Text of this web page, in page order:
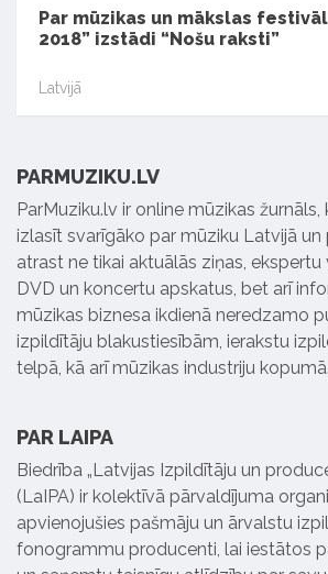
Par mūzikas un mākslas
2018” izstādi “Nošu raksti”
Latvijā
PARMUZIKU.LV
ParMuziku.lv ir online mūzikas žurnāls,
izlasīt svarīgāko par mūziku Latvijā un
atrast ne tikai aktuālās ziņas,
DVD un koncertu apskatus, bet arī
mūzikas biznesa ikdienā neredzamo
izpildītāju blakustiesībām, ierakstu
telpā, kā arī mūzikas industriju kopumā.
PAR LAIPA
Biedrība „Latvijas Izpildītāju un
(LaIPA) ir kolektīvā pārvaldījuma
apvienojušies pašmāju un ārvalstu
fonogrammu producenti, lai iestātos